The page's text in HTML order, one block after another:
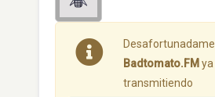
Badtomato.FM
transmitiendo